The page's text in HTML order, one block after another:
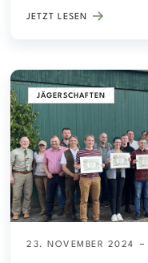
JETZT LESEN
JÄGERSCHAFTEN
23. NOVEMBER 2024